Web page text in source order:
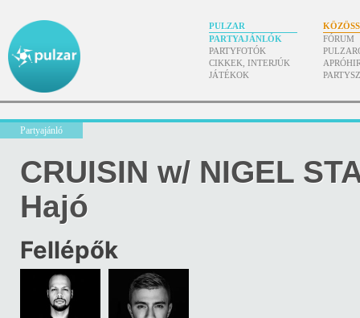
PULZAR
PARTYAJÁNLÓK
PARTYFOTÓK
CIKKEK, INTERJÚK
JÁTÉKOK
FÓRUM
Partyajánló
CRUISIN w/ NIGEL
Hajó
Fellépők